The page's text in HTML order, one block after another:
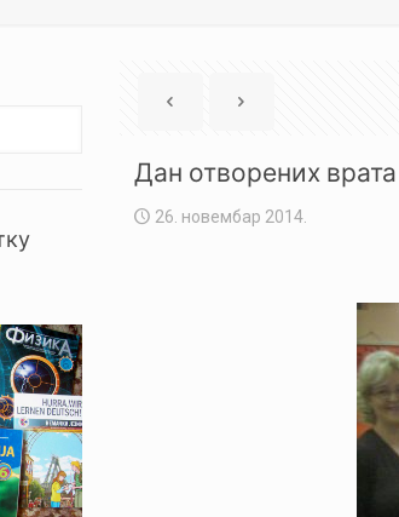
Дан отворених врата
26. новембар 2014.